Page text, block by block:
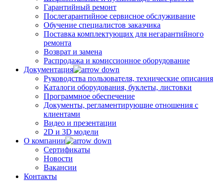
Гарантийный ремонт
Послегарантийное сервисное обслуживание
Обучение специалистов заказчика
Поставка комплектующих для негарантийного
ремонта
Возврат и замена
Распродажа и комиссионное оборудование
Документация
Руководства пользователя, технические описания
Каталоги оборудования, буклеты, листовки
Программное обеспечение
Документы, регламентирующие отношения с
клиентами
Видео и презентации
2D и 3D модели
О компании
Сертификаты
Новости
Вакансии
Контакты